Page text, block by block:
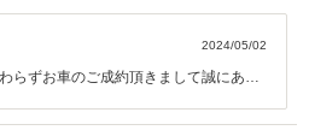
2024/05/02
らずお車のご成約頂きまして誠にあり
ただけるようしっかりとご対応をさせ